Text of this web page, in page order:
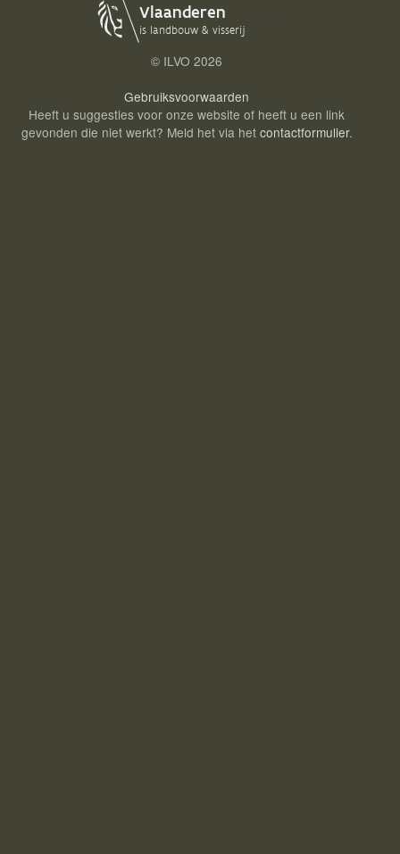
© ILVO 2026
Gebruiksvoorwaarden
Heeft u suggesties voor onze website of heeft u een link
gevonden die niet werkt? Meld het via het contactformulier.